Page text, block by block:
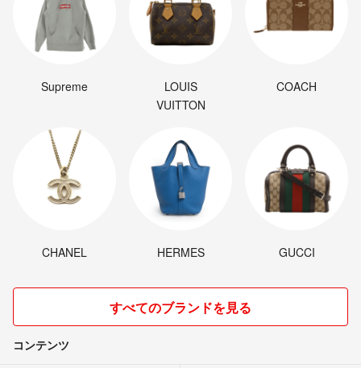
Supreme
LOUIS
VUITTON
COACH
CHANEL HERMES GUCCI
すべてのブランドを見る
コンテンツ